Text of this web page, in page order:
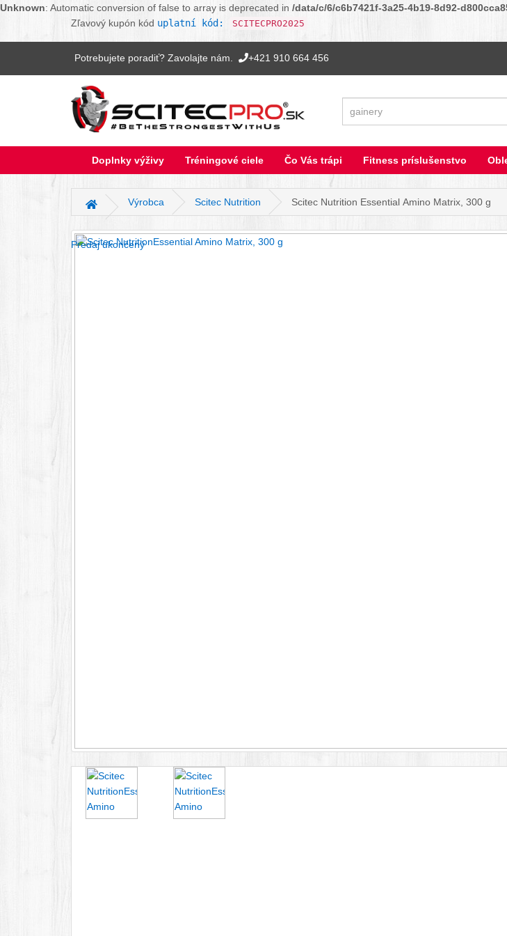
Unknown: Automatic conversion of false to array is deprecated in /data/c/6/c6b7421f-3a25-4b19-8d92-
Zľavový kupón kód uplatní kód: SCITECPRO2025
Potrebujete poradiť? Zavolajte nám. +421 910 664 456
Doplnky výživy Tréningové ciele Čo Vás trápi Fitness príslušenstvo
Hlavná stránka
Výrobca Scitec Nutrition Scitec Nutrition Essential Amino Matrix, 300 g
Predaj ukončený